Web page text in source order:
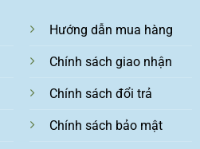
Hướng dẫn mua hàng
Chính sách giao nhận
Chính sách đổi trả
Chính sách bảo mật